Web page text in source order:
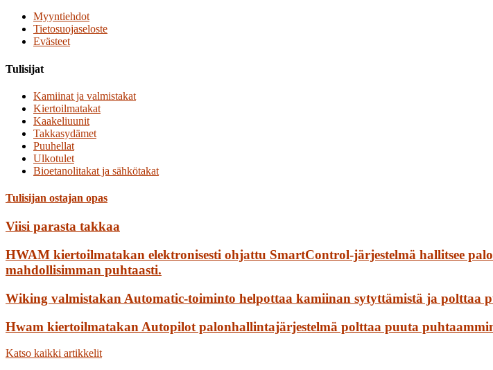
Myyntiehdot
Tietosuojaseloste
Evästeet
Tulisijat
Kamiinat ja valmistakat
Kiertoilmatakat
Kaakeliuunit
Takkasydämet
Puuhellat
Ulkotulet
Bioetanolitakat ja sähkötakat
Tulisijan ostajan opas
Viisi parasta takkaa
HWAM kiertoilmatakan elektronisesti ohjattu SmartControl-järjestelmä hallitsee
mahdollisimman puhtaasti.
Wiking valmistakan Automatic-toiminto helpottaa kamiinan sytyttämistä ja polttaa
Hwam kiertoilmatakan Autopilot palonhallintajärjestelmä polttaa puuta
Katso kaikki artikkelit